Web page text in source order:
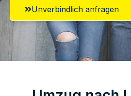
Unverbindlich anfragen